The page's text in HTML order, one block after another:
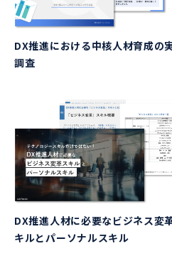
DX推進における中核人材育成の
調査
DX推進人材に必要なビジネス変
キルとパーソナルスキル